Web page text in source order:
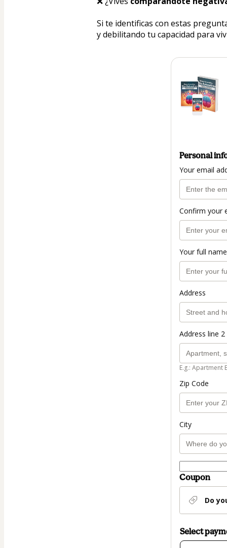
Si te identificas con estas
y debilitando tu capacidad para
Personal
Your email
Confirm your
Your full name
Address
Address line
E.g.: Apartment
Zip Code
City
Coupon
Do
Select